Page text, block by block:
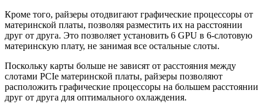
Кроме того, райзеры отодвигают графические процессоры от
материнской платы, позволяя разместить их на расстоянии
друг от друга. Это позволяет установить 6 GPU в 6-слотовую
материнскую плату, не занимая все остальные слоты.
Поскольку карты больше не зависят от расстояния между
слотами PCIe материнской платы, райзеры позволяют
расположить графические процессоры на большем расстоянии
друг от друга для оптимального охлаждения.